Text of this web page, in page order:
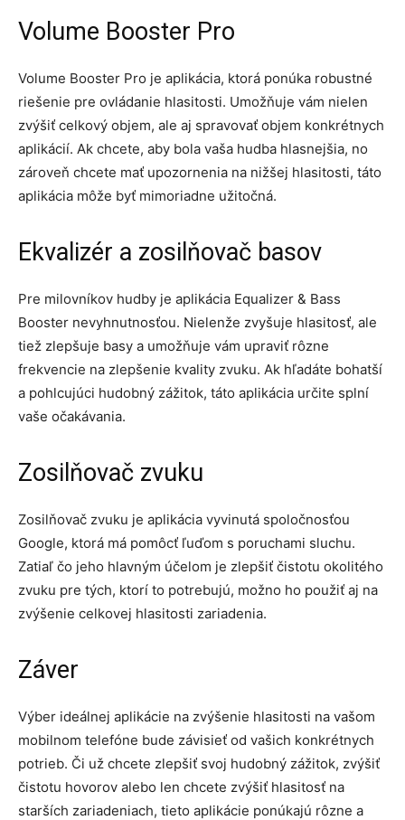
Volume Booster Pro
Volume Booster Pro je aplikácia, ktorá ponúka robustné
riešenie pre ovládanie hlasitosti. Umožňuje vám nielen
zvýšiť celkový objem, ale aj spravovať objem konkrétnych
aplikácií. Ak chcete, aby bola vaša hudba hlasnejšia, no
zároveň chcete mať upozornenia na nižšej hlasitosti, táto
aplikácia môže byť mimoriadne užitočná.
Ekvalizér a zosilňovač basov
Pre milovníkov hudby je aplikácia Equalizer & Bass
Booster nevyhnutnosťou. Nielenže zvyšuje hlasitosť, ale
tiež zlepšuje basy a umožňuje vám upraviť rôzne
frekvencie na zlepšenie kvality zvuku. Ak hľadáte bohatší
a pohlcujúci hudobný zážitok, táto aplikácia určite splní
vaše očakávania.
Zosilňovač zvuku
Zosilňovač zvuku je aplikácia vyvinutá spoločnosťou
Google, ktorá má pomôcť ľuďom s poruchami sluchu.
Zatiaľ čo jeho hlavným účelom je zlepšiť čistotu okolitého
zvuku pre tých, ktorí to potrebujú, možno ho použiť aj na
zvýšenie celkovej hlasitosti zariadenia.
Záver
Výber ideálnej aplikácie na zvýšenie hlasitosti na vašom
mobilnom telefóne bude závisieť od vašich konkrétnych
potrieb. Či už chcete zlepšiť svoj hudobný zážitok, zvýšiť
čistotu hovorov alebo len chcete zvýšiť hlasitosť na
starších zariadeniach, tieto aplikácie ponúkajú rôzne a